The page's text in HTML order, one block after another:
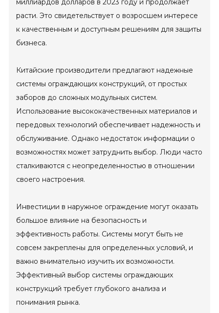
миллиардов долларов в 2023 году и продолжает
расти. Это свидетельствует о возросшем интересе
к качественным и доступным решениям для защиты
бизнеса.
Китайские производители предлагают надежные
системы ограждающих конструкций, от простых
заборов до сложных модульных систем.
Использование высококачественных материалов и
передовых технологий обеспечивает надежность и
обслуживание. Однако недостаток информации о
возможностях может затруднить выбор. Люди часто
сталкиваются с неопределенностью в отношении
своего настроения.
Инвестиции в наружное ограждение могут оказать
большое влияние на безопасность и
эффективность работы. Системы могут быть не
совсем закреплены для определенных условий, и
важно внимательно изучить их возможности.
Эффективный выбор системы ограждающих
конструкций требует глубокого анализа и
понимания рынка.